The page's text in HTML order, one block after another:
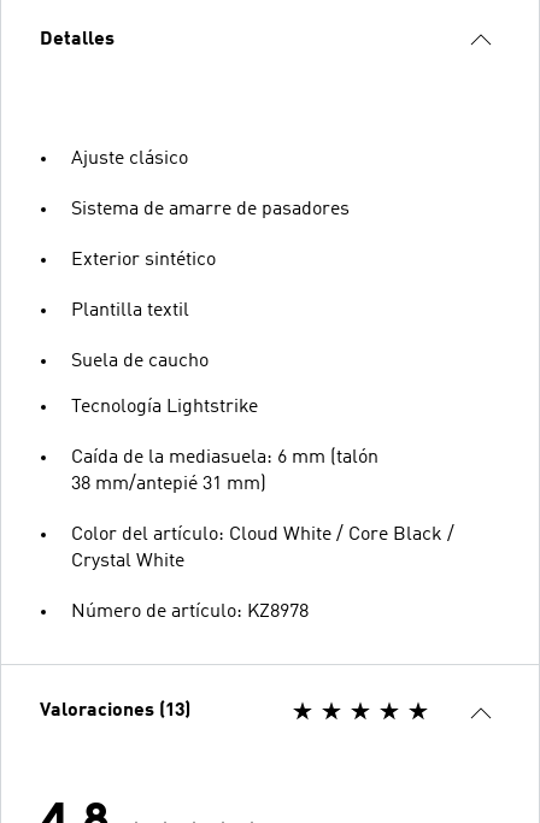
Detalles
Ajuste clásico
Sistema de amarre de pasadores
Exterior sintético
Plantilla textil
Suela de caucho
Tecnología Lightstrike
Caída de la mediasuela: 6 mm (talón
38 mm/antepié 31 mm)
Color del artículo: Cloud White / Core Black /
Crystal White
Número de artículo: KZ8978
Valoraciones (13)